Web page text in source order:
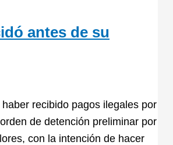
antes de su
recibido pagos ilegales por
de detención preliminar por
con la intención de hacer